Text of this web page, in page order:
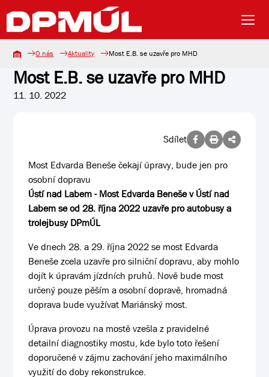
O nás Aktuality Most E.B. se uzavře pro MHD
Most E.B. se uzavře pro MHD
11. 10. 2022
Sdílet
Most Edvarda Beneše čekají úpravy, bude jen pro
osobní dopravu
Ústí nad Labem - Most Edvarda Beneše v Ústí nad
Labem se od 28. října 2022 uzavře pro autobusy a
trolejbusy DPmÚL
Ve dnech 28. a 29. října 2022 se most Edvarda
Beneše zcela uzavře pro silniční dopravu, aby mohlo
dojít k úpravám jízdních pruhů. Nově bude most
určený pouze pěším a osobní dopravě, hromadná
doprava bude využívat Mariánský most.
Úprava provozu na mostě vzešla z pravidelné
detailní diagnostiky mostu, kde bylo toto řešení
doporučené v zájmu zachování jeho maximálního
využití do doby rekonstrukce.